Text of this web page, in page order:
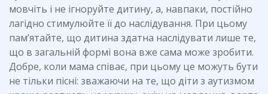
мовчіть і не ігноруйте дитину, а, навпаки, постійно
лагідно стимулюйте її до наслідування. При цьому
пам’ятайте, що дитина здатна наслідувати лише те,
що в загальній формі вона вже сама може зробити.
Добре, коли мама співає, при цьому це можуть бути
не тільки пісні: зважаючи на те, що діти з аутизмом